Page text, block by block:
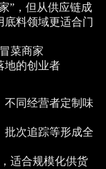
”，但从供应链成
底料领域更适合门
菜商家
地的创业者
不同经营者定制味
批次追踪等形成全
适合规模化供货